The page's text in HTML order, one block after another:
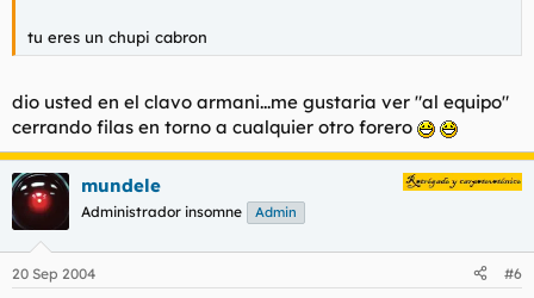
tu eres un chupi cabron
dio usted en el clavo armani...me gustaria ver "al equipo"
cerrando filas en torno a cualquier otro forero
mundele
Administrador insomne Admin
20 Sep 2004 #6